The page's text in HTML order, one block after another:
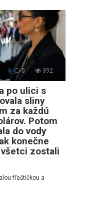
0 392
po ulici s
sliny
za každú
Potom
do vody
konečne
zostali
fľaštičkou a